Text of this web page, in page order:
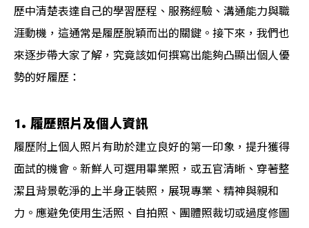
歷中清楚表達自己的學習歷程、服務經驗、溝通能力與職
涯動機，這通常是履歷脫穎而出的關鍵。接下來，我們也
來逐步帶大家了解，究竟該如何撰寫出能夠凸顯出個人優
勢的好履歷：
1. 履歷照片及個人資訊
履歷附上個人照片有助於建立良好的第一印象，提升獲得
面試的機會。新鮮人可選用畢業照，或五官清晰、穿著整
潔且背景乾淨的上半身正裝照，展現專業、精神與親和
力。應避免使用生活照、自拍照、團體照裁切或過度修圖